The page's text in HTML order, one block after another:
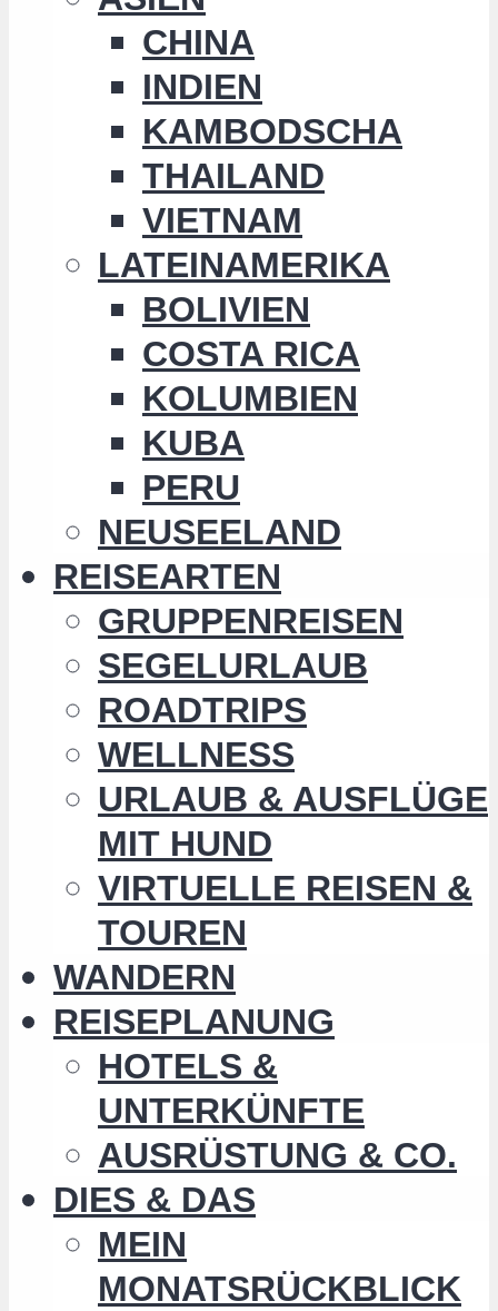
CHINA
INDIEN
KAMBODSCHA
THAILAND
VIETNAM
LATEINAMERIKA
BOLIVIEN
COSTA RICA
KOLUMBIEN
KUBA
PERU
NEUSEELAND
REISEARTEN
GRUPPENREISEN
SEGELURLAUB
ROADTRIPS
WELLNESS
URLAUB & AUSFLÜGE
MIT HUND
VIRTUELLE REISEN &
TOUREN
WANDERN
REISEPLANUNG
HOTELS &
UNTERKÜNFTE
AUSRÜSTUNG & CO.
DIES & DAS
MEIN
MONATSRÜCKBLICK